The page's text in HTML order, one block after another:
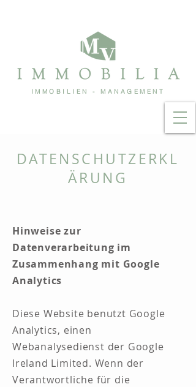
IMMOBILIEN - MANAGEMENT
DATENSCHUTZERKL
ÄRUNG
Hinweise zur
Datenverarbeitung im
Zusammenhang mit Google
Analytics
Diese Website benutzt Google
Analytics, einen
Webanalysedienst der Google
Ireland Limited. Wenn der
Verantwortliche für die